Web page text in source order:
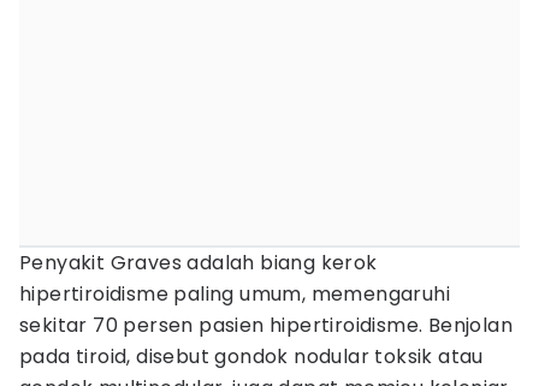
Penyakit Graves adalah biang kerok
hipertiroidisme paling umum, memengaruhi
sekitar 70 persen pasien hipertiroidisme. Benjolan
pada tiroid, disebut gondok nodular toksik atau